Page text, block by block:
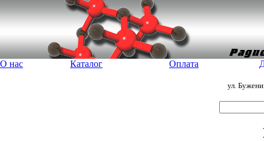
О нас Каталог Оплата
ул.